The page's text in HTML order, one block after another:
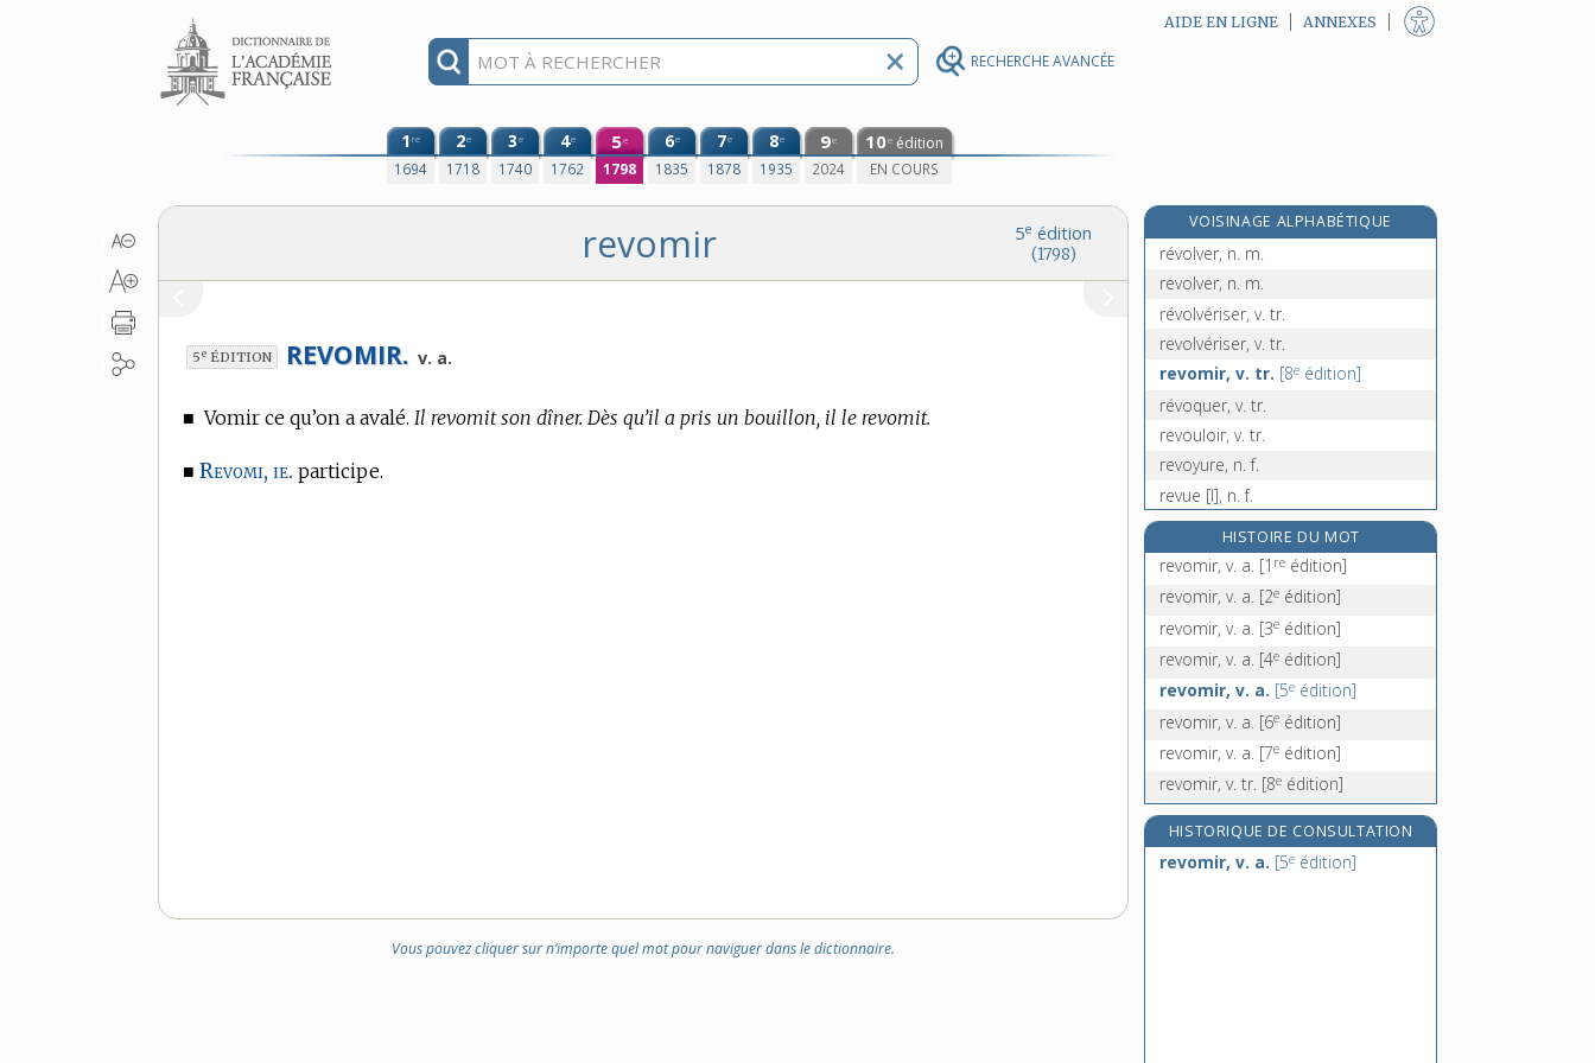
RECHERCHE AVANCÉE
Aller au contenu AIDE EN LIGNE ANNEXES
1re
1694
2e
1718
3e
1740
4e
1762
5e
1798
6e
1835
7e
1878
8e
1935
9e
2024
10e édition
EN COURS
5e édition
(1798)
revomir
5e ÉDITION REVOMIR. v. a.
■Vomir ce qu’on a avalé. Il revomit son dîner. Dès qu’il a pris un bouillon, il le revomit.
■ Revomi, ie. participe.
Vous pouvez cliquer sur n’importe quel mot pour naviguer dans le dictionnaire.
VOISINAGE ALPHABÉTIQUE
révolutionner, v. tr.
révolver, n. m.
revolver, n. m.
révolvériser, v. tr.
revolvériser, v. tr.
revomir, v. tr. [8e édition]
révoquer, v. tr.
revouloir, v. tr.
revoyure, n. f.
revue [I], n. f.
revue [II], n. f.
revuiste, n.
révulsé, -ée, adj.
HISTOIRE DU MOT
revomir, v. a. [1 re édition]
revomir, v. a. [2e édition]
revomir, v. a. [3e édition]
revomir, v. a. [4e édition]
revomir, v. a. [5e édition]
revomir, v. a. [6e édition]
revomir, v. a. [7e édition]
revomir, v. tr. [8e édition]
HISTORIQUE DE CONSULTATION
revomir, v. a. [5e édition]